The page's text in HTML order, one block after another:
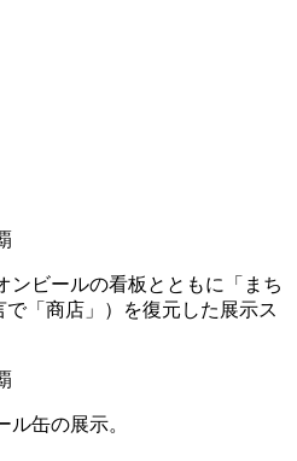
ンビールの看板とともに「まち
「商店」）を復元した展示ス
缶の展示。